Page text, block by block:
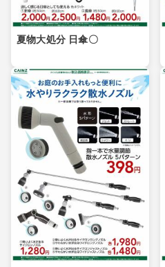
夏物大処分 日傘〇